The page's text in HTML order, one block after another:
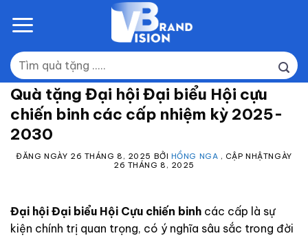
Tìm
kiếm:
Quà tặng Đại hội Đại biểu Hội cựu
chiến binh các cấp nhiệm kỳ 2025-
2030
ĐĂNG NGÀY 26 THÁNG 8, 2025 BỞI HỒNG NGA , CẬP NHẬTNGÀY
26 THÁNG 8, 2025
Đại hội Đại biểu Hội Cựu chiến binh các cấp là sự
kiện chính trị quan trọng, có ý nghĩa sâu sắc trong đời